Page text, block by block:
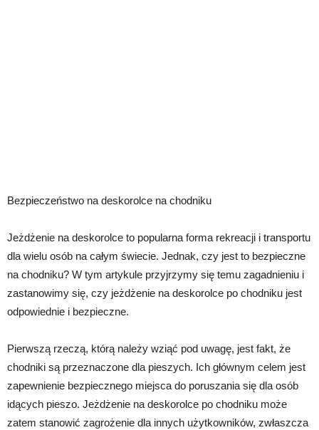
Bezpieczeństwo na deskorolce na chodniku
Jeżdżenie na deskorolce to popularna forma rekreacji i transportu
dla wielu osób na całym świecie. Jednak, czy jest to bezpieczne
na chodniku? W tym artykule przyjrzymy się temu zagadnieniu i
zastanowimy się, czy jeżdżenie na deskorolce po chodniku jest
odpowiednie i bezpieczne.
Pierwszą rzeczą, którą należy wziąć pod uwagę, jest fakt, że
chodniki są przeznaczone dla pieszych. Ich głównym celem jest
zapewnienie bezpiecznego miejsca do poruszania się dla osób
idących pieszo. Jeżdżenie na deskorolce po chodniku może
zatem stanowić zagrożenie dla innych użytkowników, zwłaszcza